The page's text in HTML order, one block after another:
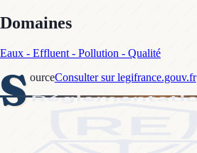
Domaines
Eaux - Effluent - Pollution - Qualité
S ourceConsulter sur legifrance.gouv.fr